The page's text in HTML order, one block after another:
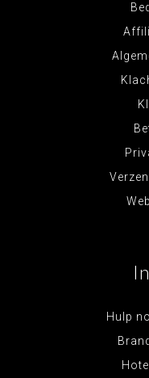
Hulp